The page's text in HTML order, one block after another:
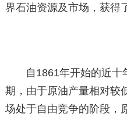
界石油资源及市场，获得
自1861年开始的近十
期，由于原油产量相对较
场处于自由竞争的阶段，